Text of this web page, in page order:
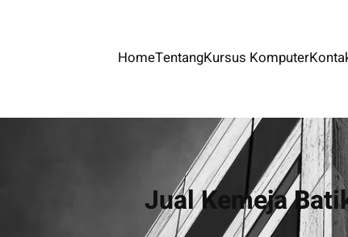
HomeTentangKursus Komputer
Jual Kemeja